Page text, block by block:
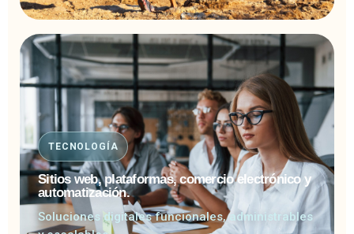
TECNOLOGÍA
Sitios web, plataformas, comercio electrónico y
automatización.
Soluciones digitales funcionales, administrables